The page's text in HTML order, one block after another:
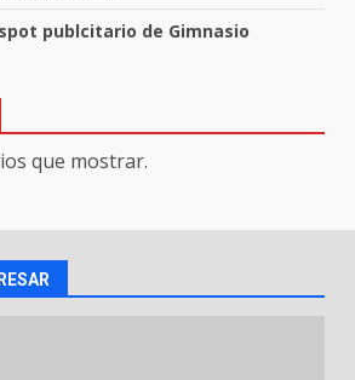
publcitario de Gimnasio
que mostrar.